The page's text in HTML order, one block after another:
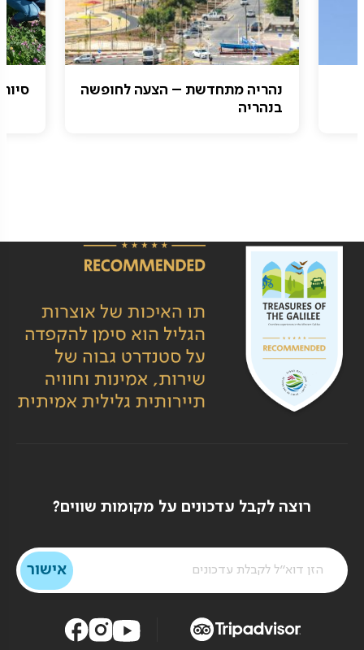
נהריה מתחדשת – הצעה לחופשה
בנהריה
רוצה לקבל עדכונים על מקומות שווים?